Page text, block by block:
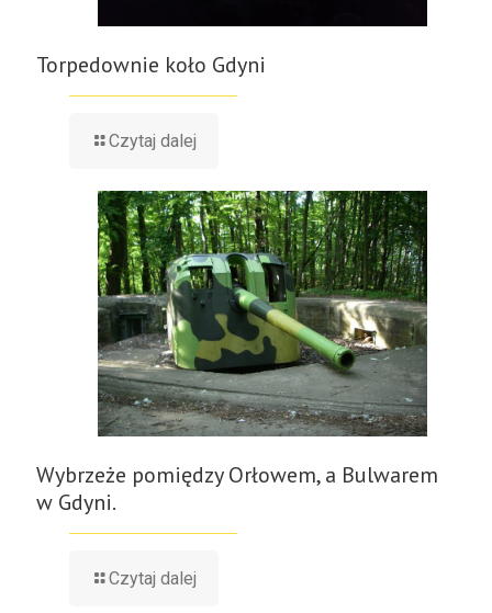
Torpedownie koło Gdyni
Czytaj dalej
Wybrzeże pomiędzy Orłowem, a Bulwarem
w Gdyni.
Czytaj dalej